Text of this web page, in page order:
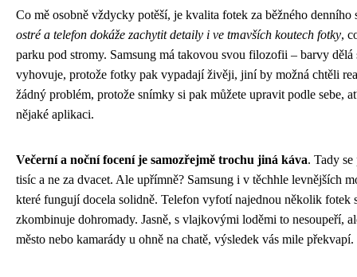
Co mě osobně vždycky potěší, je kvalita fotek za běžného denního
ostré a telefon dokáže zachytit detaily i ve tmavších koutech fotky,
parku pod stromy. Samsung má takovou svou filozofii – barvy
vyhovuje, protože fotky pak vypadají živěji, jiní by možná chtěli
žádný problém, protože snímky si pak můžete upravit podle sebe,
nějaké aplikaci.
Večerní a noční focení je samozřejmě trochu jiná káva. Tady se
tisíc a ne za dvacet. Ale upřímně? Samsung i v těchhle levnějších
které fungují docela solidně. Telefon vyfotí najednou několik fotek
zkombinuje dohromady. Jasně, s vlajkovými loděmi to nesoupeří,
město nebo kamarády u ohně na chatě, výsledek vás mile překvapí.